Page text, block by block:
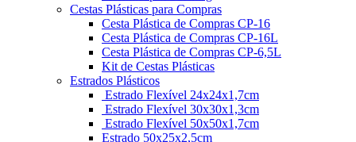
Cestas Plásticas para Compras
Cesta Plástica de Compras CP-16
Cesta Plástica de Compras CP-16L
Cesta Plástica de Compras CP-6,5L
Kit de Cestas Plásticas
Estrados Plásticos
Estrado Flexível 24x24x1,7cm
Estrado Flexível 30x30x1,3cm
Estrado Flexível 50x50x1,7cm
Estrado 50x25x2,5cm